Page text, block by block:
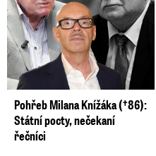
Pohřeb Milana Knížáka (†86):
Státní pocty, nečekaní
řečníci